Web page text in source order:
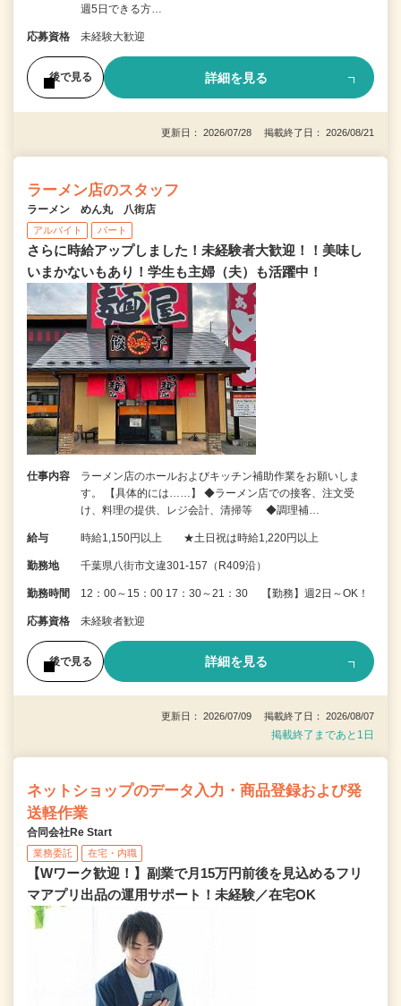
週5日できる方…
応募資格 未経験大歓迎
後で見る 詳細を見る
更新日： 2026/07/28 掲載終了日： 2026/08/21
ラーメン店のスタッフ
ラーメン めん丸 八街店
アルバイト パート
さらに時給アップしました！未経験者大歓迎！！美味し
いまかないもあり！学生も主婦（夫）も活躍中！
仕事内容
ラーメン店のホールおよびキッチン補助作業をお願いしま
す。 【具体的には……】 ◆ラーメン店での接客、注文受
け、料理の提供、レジ会計、清掃等 ◆調理補…
給与 時給1,150円以上 ★土日祝は時給1,220円以上
勤務地 千葉県八街市文違301-157（R409沿）
勤務時間 12：00～15：00 17：30～21：30 【勤務】週2日～OK！
応募資格 未経験者歓迎
後で見る 詳細を見る
更新日： 2026/07/09 掲載終了日： 2026/08/07
掲載終了まであと1日
ネットショップのデータ入力・商品登録および発
送軽作業
合同会社Re Start
業務委託 在宅・内職
【Wワーク歓迎！】副業で月15万円前後を見込めるフリ
マアプリ出品の運用サポート！未経験／在宅OK